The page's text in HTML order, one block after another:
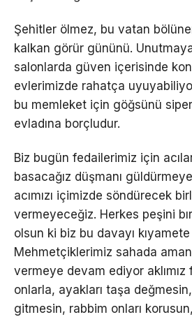
Şehitler ölmez, bu vatan
kalkan görür gününü.
salonlarda güven içerisinde
evlerimizde rahatça
bu memleket için göğsünü
evladına borçludur.
Biz bugün fedailerimiz için
basacağız düşmanı
acımızı içimizde söndürecek
vermeyeceğiz. Herkes peşini
olsun ki biz bu davayı
Mehmetçiklerimiz sahada
vermeye devam ediyor
onlarla, ayakları taşa değmesin,
gitmesin, rabbim onları korusun,